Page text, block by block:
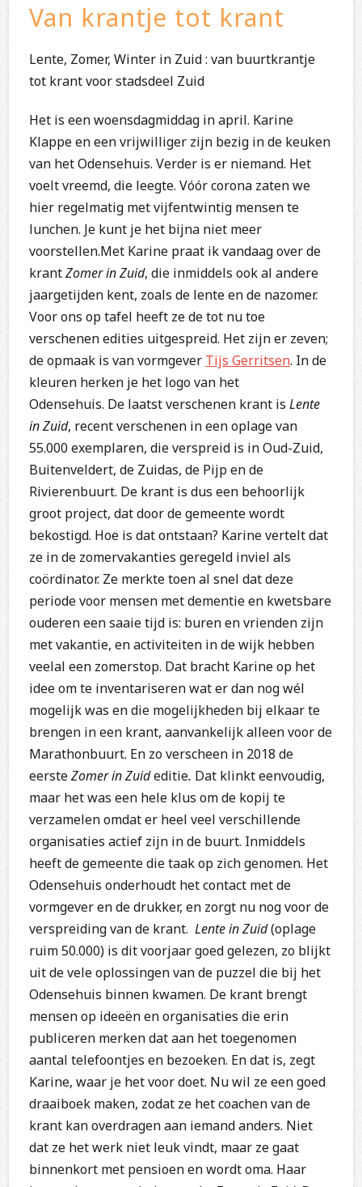
Van krantje tot krant
Lente, Zomer, Winter in Zuid : van buurtkrantje
tot krant voor stadsdeel Zuid
Het is een woensdagmiddag in april. Karine
Klappe en een vrijwilliger zijn bezig in de keuken
van het Odensehuis. Verder is er niemand. Het
voelt vreemd, die leegte. Vóór corona zaten we
hier regelmatig met vijfentwintig mensen te
lunchen. Je kunt je het bijna niet meer
voorstellen.Met Karine praat ik vandaag over de
krantZomer in Zuid, die inmiddels ook al andere
jaargetijden kent, zoals de lente en de nazomer.
Voor ons op tafel heeft ze de tot nu toe
verschenen edities uitgespreid. Het zijn er zeven;
de opmaak is van vormgever Tijs Gerritsen. In de
kleuren herken je het logo van het
Odensehuis. De laatst verschenen krant isLente
in Zuid, recent verschenen in een oplage van
55.000 exemplaren, die verspreid is in Oud-Zuid,
Buitenveldert, de Zuidas, de Pijp en de
Rivierenbuurt. De krant is dus een behoorlijk
groot project, dat door de gemeente wordt
bekostigd. Hoe is dat ontstaan? Karine vertelt dat
ze in de zomervakanties geregeld inviel als
coördinator. Ze merkte toen al snel dat deze
periode voor mensen met dementie en kwetsbare
ouderen een saaie tijd is: buren en vrienden zijn
met vakantie, en activiteiten in de wijk hebben
veelal een zomerstop. Dat bracht Karine op het
idee om te inventariseren wat er dan nog wél
mogelijk was en die mogelijkheden bij elkaar te
brengen in een krant, aanvankelijk alleen voor de
Marathonbuurt. En zo verscheen in 2018 de
eersteZomer in Zuideditie. Dat klinkt eenvoudig,
maar het was een hele klus om de kopij te
verzamelen omdat er heel veel verschillende
organisaties actief zijn in de buurt. Inmiddels
heeft de gemeente die taak op zich genomen. Het
Odensehuis onderhoudt het contact met de
vormgever en de drukker, en zorgt nu nog voor de
verspreiding van de krant.Lente in Zuid(oplage
ruim 50.000) is dit voorjaar goed gelezen, zo blijkt
uit de vele oplossingen van de puzzel die bij het
Odensehuis binnen kwamen. De krant brengt
mensen op ideeën en organisaties die erin
publiceren merken dat aan het toegenomen
aantal telefoontjes en bezoeken. En dat is, zegt
Karine, waar je het voor doet. Nu wil ze een goed
draaiboek maken, zodat ze het coachen van de
krant kan overdragen aan iemand anders. Niet
dat ze het werk niet leuk vindt, maar ze gaat
binnenkort met pensioen en wordt oma. Haar